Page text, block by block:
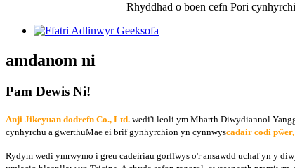
Rhyddhad o boen cefn Pori
amdanom ni
Pam Dewis Ni!
Anji Jikeyuan dodrefn Co., Ltd. wedi'i leoli ym Mharth Diwydiannol
cynhyrchu a gwerthuMae ei brif gynhyrchion yn cynnwyscadair codi
Rydym wedi ymrwymo i greu cadeiriau gorffwys o'r ansawdd uchaf yn y